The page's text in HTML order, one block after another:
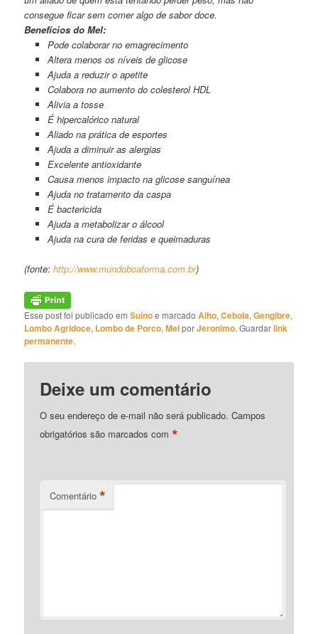
consegue ficar sem comer algo de sabor doce.
Benefícios do Mel:
Pode colaborar no emagrecimento
Altera menos os níveis de glicose
Ajuda a reduzir o apetite
Colabora no aumento do colesterol HDL
Alivia a tosse
É hipercalórico natural
Aliado na prática de esportes
Ajuda a diminuir as alergias
Excelente antioxidante
Causa menos impacto na glicose sanguínea
Ajuda no tratamento da caspa
É bactericida
Ajuda a metabolizar o álcool
Ajuda na cura de feridas e queimaduras
(fonte:http://www.mundoboaforma.com.br)
Esse post foi publicado emSuínoe marcadoAlho,Cebola,Gengibre,
Lombo Agridoce, Lombo de Porco,MelporJeronimo. Guardarlink
permanente.
Deixe um comentário
O seu endereço de e-mail não será publicado. Campos
obrigatórios são marcados com*
Comentário *